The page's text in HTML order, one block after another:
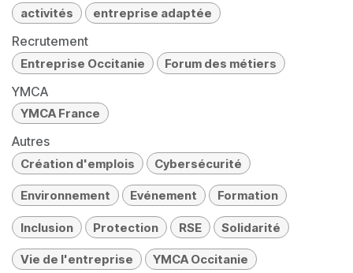
activités entreprise adaptée
Recrutement
Entreprise Occitanie Forum des métiers
YMCA
YMCA France
Autres
Création d'emplois Cybersécurité
Environnement Evénement Formation
Inclusion Protection RSE Solidarité
Vie de l'entreprise YMCA Occitanie